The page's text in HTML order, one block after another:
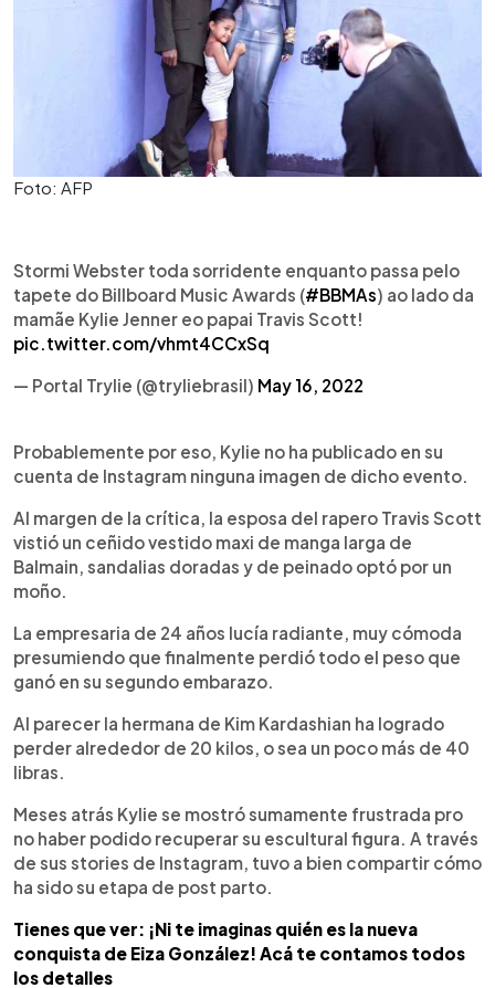
Foto: AFP
Stormi Webster toda sorridente enquanto passa pelo
tapete do Billboard Music Awards (#BBMAs) ao lado da
mamãe Kylie Jenner eo papai Travis Scott!
pic.twitter.com/vhmt4CCxSq
— Portal Trylie (@tryliebrasil) May 16, 2022
Probablemente por eso, Kylie no ha publicado en su
cuenta de Instagram ninguna imagen de dicho evento.
Al margen de la crítica, la esposa del rapero Travis Scott
vistió un ceñido vestido maxi de manga larga de
Balmain, sandalias doradas y de peinado optó por un
moño.
La empresaria de 24 años lucía radiante, muy cómoda
presumiendo que finalmente perdió todo el peso que
ganó en su segundo embarazo.
Al parecer la hermana de Kim Kardashian ha logrado
perder alrededor de 20 kilos, o sea un poco más de 40
libras.
Meses atrás Kylie se mostró sumamente frustrada pro
no haber podido recuperar su escultural figura. A través
de sus stories de Instagram, tuvo a bien compartir cómo
ha sido su etapa de post parto.
Tienes que ver: ¡Ni te imaginas quién es la nueva
conquista de Eiza González! Acá te contamos todos
los detalles